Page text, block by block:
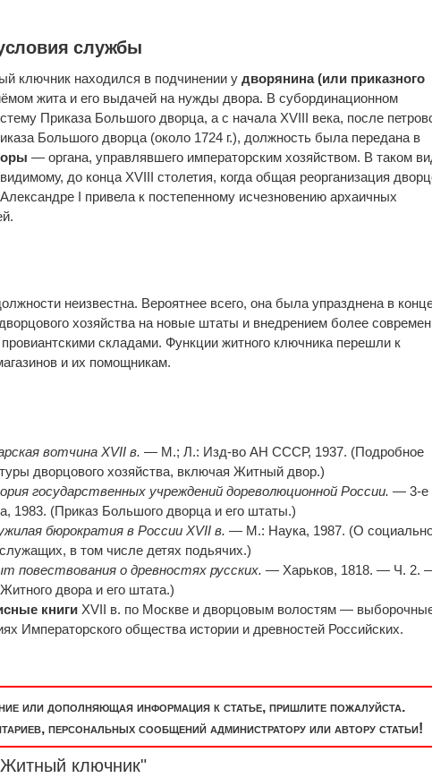
службы
ключник находился в подчинении удворянина (или приказного
жита и его выдачей на нужды двора. В субординационном
Приказа Большого дворца, а с начала XVIII века, после
Большого дворца (около 1724 г.), должность была передана в
— органа, управлявшего императорским хозяйством. В таком
до конца XVIII столетия, когда общая реорганизация
I привела к постепенному исчезновению архаичных
неизвестна. Вероятнее всего, она была упразднена в
хозяйства на новые штаты и внедрением более
складами. Функции житного ключника перешли к
и их помощникам.
вотчина XVII в. — М.; Л.: Изд-во АН СССР, 1937. (Подробное
дворцового хозяйства, включая Житный двор.)
государственных учреждений дореволюционной России. — 3-е
(Приказ Большого дворца и его штаты.)
бюрократия в России XVII в. — М.: Наука, 1987. (О
в том числе детях подьячих.)
повествования о древностях русских. — Харьков, 1818. — Ч. 2.
двора и его штата.)
книги XVII в. по Москве и дворцовым волостям —
Императорского общества истории и древностей Российских.
или дополняющая информация к статье, пришлите пожалуйста.
персональных сообщений администратору или автору статьи!
ключник"